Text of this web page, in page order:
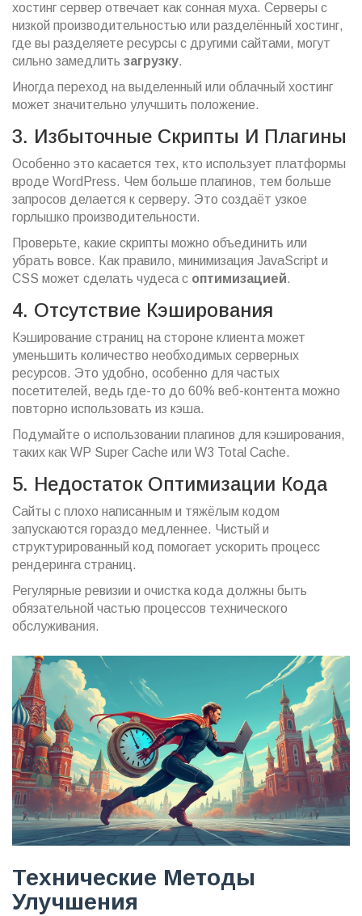
хостинг сервер отвечает как сонная муха. Серверы с
низкой производительностью или разделённый хостинг,
где вы разделяете ресурсы с другими сайтами, могут
сильно замедлить загрузку.
Иногда переход на выделенный или облачный хостинг
может значительно улучшить положение.
3. Избыточные Скрипты И Плагины
Особенно это касается тех, кто использует платформы
вроде WordPress. Чем больше плагинов, тем больше
запросов делается к серверу. Это создаёт узкое
горлышко производительности.
Проверьте, какие скрипты можно объединить или
убрать вовсе. Как правило, минимизация JavaScript и
CSS может сделать чудеса с оптимизацией.
4. Отсутствие Кэширования
Кэширование страниц на стороне клиента может
уменьшить количество необходимых серверных
ресурсов. Это удобно, особенно для частых
посетителей, ведь где-то до 60% веб-контента можно
повторно использовать из кэша.
Подумайте о использовании плагинов для кэширования,
таких как WP Super Cache или W3 Total Cache.
5. Недостаток Оптимизации Кода
Сайты с плохо написанным и тяжёлым кодом
запускаются гораздо медленнее. Чистый и
структурированный код помогает ускорить процесс
рендеринга страниц.
Регулярные ревизии и очистка кода должны быть
обязательной частью процессов технического
обслуживания.
Технические Методы
Улучшения